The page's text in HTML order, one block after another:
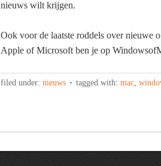
nieuws wilt krijgen.
Ook voor de laatste roddels over nieuwe
Apple of Microsoft ben je op
filed under: nieuws tagged with: mac,